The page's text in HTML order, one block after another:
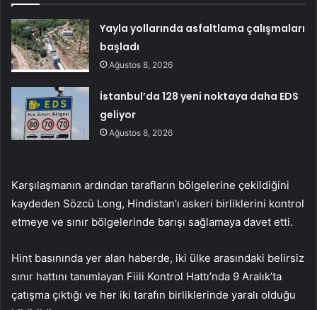
Yayla yollarında asfaltlama çalışmaları
başladı
Ağustos 8, 2026
İstanbul’da 128 yeni noktaya daha EDS
geliyor
Ağustos 8, 2026
Karşılaşmanın ardından tarafların bölgelerine çekildiğini
kaydeden Sözcü Long, Hindistan’ı askeri birliklerini kontrol
etmeye ve sınır bölgelerinde barışı sağlamaya davet etti.
Hint basınında yer alan haberde, iki ülke arasındaki belirsiz
sınır hattını tanımlayan Fiili Kontrol Hattı’nda 9 Aralık’ta
çatışma çıktığı ve her iki tarafın birliklerinde yaralı olduğu